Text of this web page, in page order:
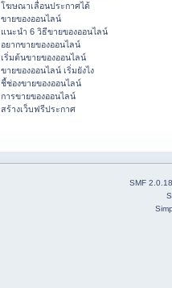
โฆษณาเลื่อนประกาศได้
ขายของออนไลน์
แนะนำ 6 วิธีขายของออนไลน์
อยากขายของออนไลน์
เริ่มต้นขายของออนไลน์
ขายของออนไลน์ เริ่มยังไง
ชี้ช่องขายของออนไลน์
การขายของออนไลน์
สร้างเว็บฟรีประกาศ
SMF 2.0.18